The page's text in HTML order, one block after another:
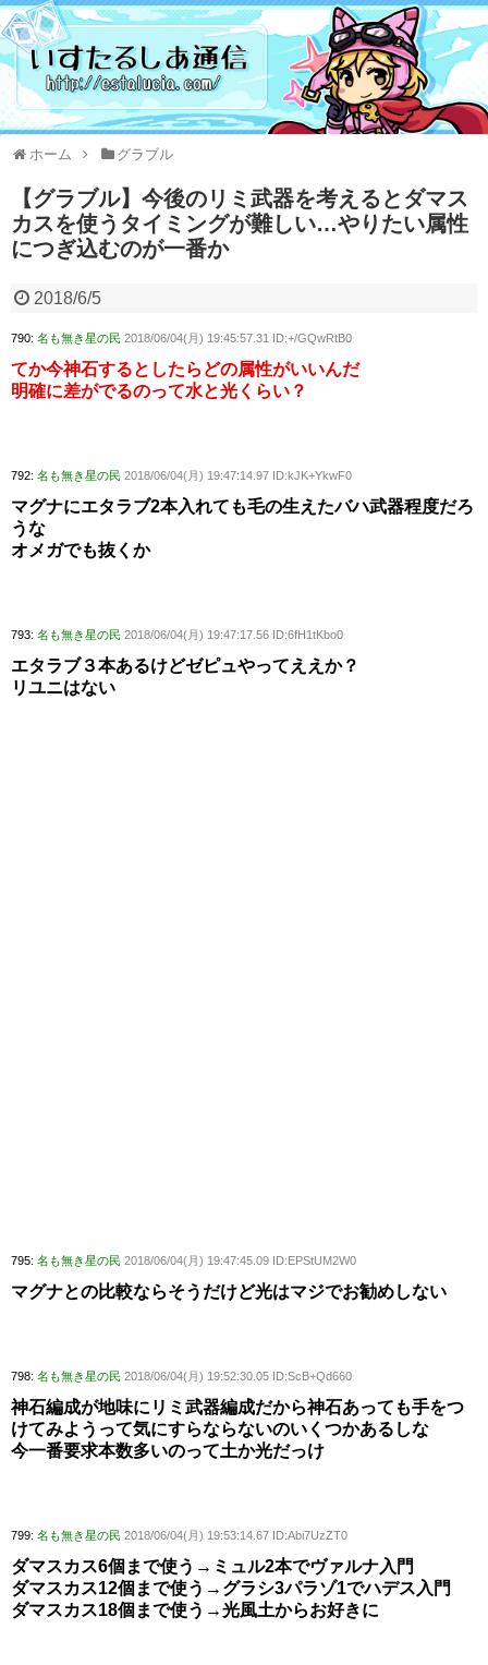
ホーム グラブル
【グラブル】今後のリミ武器を考えるとダマス
カスを使うタイミングが難しい…やりたい属性
につぎ込むのが一番か
2018/6/5
790: 名も無き星の民 2018/06/04(月) 19:45:57.31 ID:+/GQwRtB0
てか今神石するとしたらどの属性がいいんだ
明確に差がでるのって水と光くらい？
792: 名も無き星の民 2018/06/04(月) 19:47:14.97 ID:kJK+YkwF0
マグナにエタラブ2本入れても毛の生えたバハ武器程度だろ
うな
オメガでも抜くか
793: 名も無き星の民 2018/06/04(月) 19:47:17.56 ID:6fH1tKbo0
エタラブ３本あるけどゼピュやってええか？
リユニはない
795: 名も無き星の民 2018/06/04(月) 19:47:45.09 ID:EPStUM2W0
マグナとの比較ならそうだけど光はマジでお勧めしない
798: 名も無き星の民 2018/06/04(月) 19:52:30.05 ID:ScB+Qd660
神石編成が地味にリミ武器編成だから神石あっても手をつ
けてみようって気にすらならないのいくつかあるしな
今一番要求本数多いのって土か光だっけ
799: 名も無き星の民 2018/06/04(月) 19:53:14.67 ID:Abi7UzZT0
ダマスカス6個まで使う→ミュル2本でヴァルナ入門
ダマスカス12個まで使う→グラシ3パラゾ1でハデス入門
ダマスカス18個まで使う→光風土からお好きに